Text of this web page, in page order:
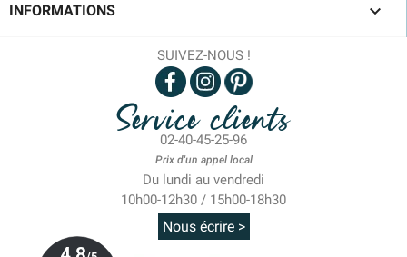
INFORMATIONS 
SUIVEZ-NOUS !
Service clients
02-40-45-25-96
Prix d'un appel local
Du lundi au vendredi
10h00-12h30 / 15h00-18h30
Nous écrire >